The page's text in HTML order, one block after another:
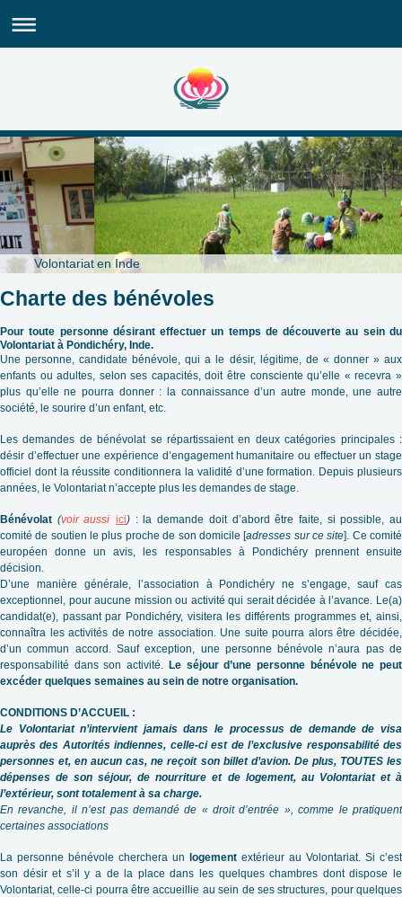
Volontariat en Inde
Charte des bénévoles
Pour toute personne désirant effectuer un temps de découverte au sein du
Volontariat à Pondichéry, Inde.
Une personne, candidate bénévole, qui a le désir, légitime, de « donner » aux
enfants ou adultes, selon ses capacités, doit être consciente qu’elle « recevra »
plus qu’elle ne pourra donner : la connaissance d’un autre monde, une autre
société, le sourire d’un enfant, etc.
Les demandes de bénévolat se répartissaient en deux catégories principales :
désir d’effectuer une expérience d’engagement humanitaire ou effectuer un stage
officiel dont la réussite conditionnera la validité d’une formation. Depuis plusieurs
années, le Volontariat n’accepte plus les demandes de stage.
Bénévolat (voir aussi ici) : la demande doit d’abord être faite, si possible, au
comité de soutien le plus proche de son domicile [adresses sur ce site]. Ce comité
européen donne un avis, les responsables à Pondichéry prennent ensuite
décision.
D’une manière générale, l’association à Pondichéry ne s’engage, sauf cas
exceptionnel, pour aucune mission ou activité qui serait décidée à l’avance. Le(a)
candidat(e), passant par Pondichéry, visitera les différents programmes et, ainsi,
connaîtra les activités de notre association. Une suite pourra alors être décidée,
d’un commun accord. Sauf exception, une personne bénévole n’aura pas de
responsabilité dans son activité. Le séjour d’une personne bénévole ne peut
excéder quelques semaines au sein de notre organisation.
CONDITIONS D’ACCUEIL :
Le Volontariat n’intervient jamais dans le processus de demande de visa
auprès des Autorités indiennes, celle-ci est de l’exclusive responsabilité des
personnes et, en aucun cas, ne reçoit son billet d’avion. De plus, TOUTES les
dépenses de son séjour, de nourriture et de logement, au Volontariat et à
l’extérieur, sont totalement à sa charge.
En revanche, il n’est pas demandé de « droit d’entrée », comme le pratiquent
certaines associations
La personne bénévole cherchera un logement extérieur au Volontariat. Si c’est
son désir et s’il y a de la place dans les quelques chambres dont dispose le
Volontariat, celle-ci pourra être accueillie au sein de ses structures, pour quelques